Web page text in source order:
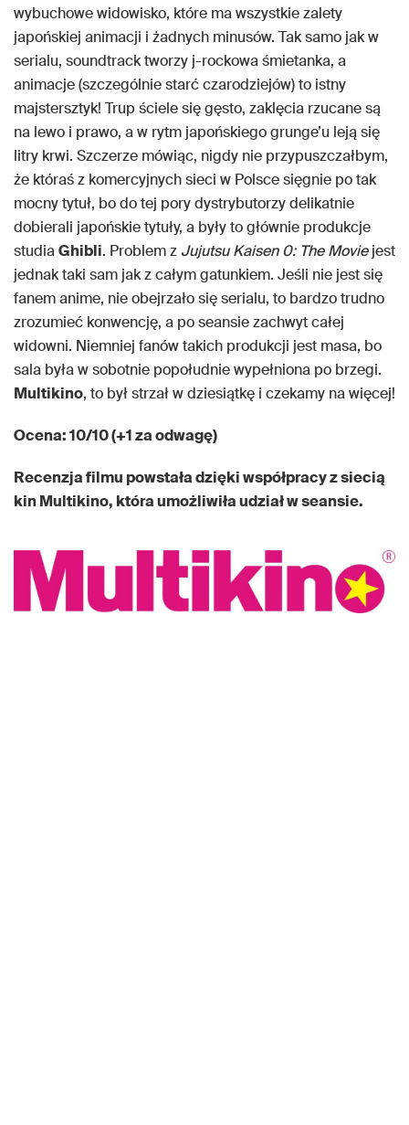
wybuchowe widowisko, które ma wszystkie zalety
japońskiej animacji i żadnych minusów. Tak samo jak w
serialu, soundtrack tworzy j-rockowa śmietanka, a
animacje (szczególnie starć czarodziejów) to istny
majstersztyk! Trup ściele się gęsto, zaklęcia rzucane są
na lewo i prawo, a w rytm japońskiego grunge’u leją się
litry krwi. Szczerze mówiąc, nigdy nie przypuszczałbym,
że któraś z komercyjnych sieci w Polsce sięgnie po tak
mocny tytuł, bo do tej pory dystrybutorzy delikatnie
dobierali japońskie tytuły, a były to głównie produkcje
studiaGhibli. Problem z Jujutsu Kaisen 0: The Moviejest
jednak taki sam jak z całym gatunkiem. Jeśli nie jest się
fanem anime, nie obejrzało się serialu, to bardzo trudno
zrozumieć konwencję, a po seansie zachwyt całej
widowni. Niemniej fanów takich produkcji jest masa, bo
sala była w sobotnie popołudnie wypełniona po brzegi.
Multikino, to był strzał w dziesiątkę i czekamy na więcej!
Ocena: 10/10 (+1 za odwagę)
Recenzja filmu powstała dzięki współpracy z siecią
kin Multikino, która umożliwiła udział w seansie.